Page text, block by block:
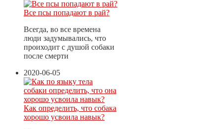
Все псы попадают в рай?
Всегда, во все времена
люди задумывались, что
проиходит с душой собаки
после смерти
2020-06-05
Как определить, что собака
хорошо усвоила навык?